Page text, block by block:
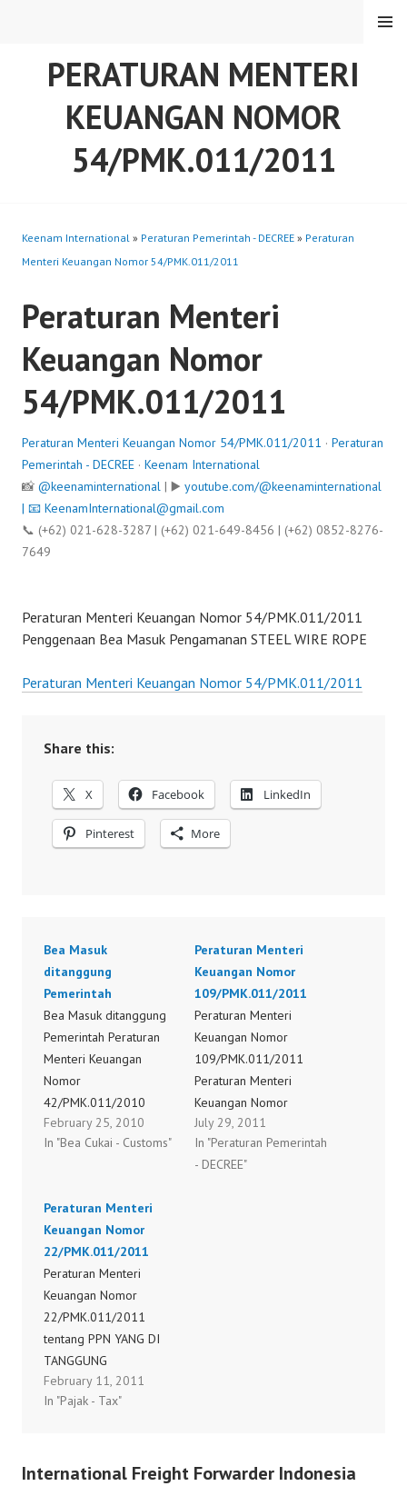
PERATURAN MENTERI
KEUANGAN NOMOR
54/PMK.011/2011
MENU
Keenam International » Peraturan Pemerintah - DECREE » Peraturan
Menteri Keuangan Nomor 54/PMK.011/2011
Peraturan Menteri
Keuangan Nomor
54/PMK.011/2011
Peraturan Menteri Keuangan Nomor 54/PMK.011/2011 · Peraturan
Pemerintah - DECREE · Keenam International
📸 @keenaminternational | ▶️ youtube.com/@keenaminternational
| 📧 KeenamInternational@gmail.com
📞 (+62) 021-628-3287 | (+62) 021-649-8456 | (+62) 0852-8276-
7649
Peraturan Menteri Keuangan Nomor 54/PMK.011/2011
Penggenaan Bea Masuk Pengamanan STEEL WIRE ROPE
Peraturan Menteri Keuangan Nomor 54/PMK.011/2011
Share this:
X Facebook LinkedIn
Pinterest More
Bea Masuk
ditanggung
Pemerintah
Bea Masuk ditanggung
Pemerintah Peraturan
Menteri Keuangan
Nomor
42/PMK.011/2010
Peraturan Menteri
Keuangan Nomor
Keuangan Nomor
45/PMK.011/2010
Peraturan Menteri
Keuangan Nomor
46/PMK.011/2010
Peraturan Menteri
Keuangan Nomor
47/PMK.011/2010
Peraturan Menteri
Keuangan Nomor
Keuangan Nomor
February 25, 2010
In "Bea Cukai - Customs"
Peraturan Menteri
Keuangan Nomor
109/PMK.011/2011
Peraturan Menteri
Keuangan Nomor
109/PMK.011/2011
Peraturan Menteri
Keuangan Nomor
110/PMK.011/2011
Peraturan Menteri
Keuangan Nomor
Peraturan Menteri
July 29, 2011
In "Peraturan Pemerintah
- DECREE"
Peraturan Menteri
Keuangan Nomor
22/PMK.011/2011
Peraturan Menteri
Keuangan Nomor
22/PMK.011/2011
tentang PPN YANG DI
TANGGUNG
PEMERINTAH Peraturan
Menteri Keuangan
February 11, 2011
In "Pajak - Tax"
International Freight Forwarder Indonesia